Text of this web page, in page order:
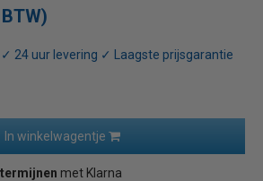
24 uur levering ✓ Laagste prijsgarantie
In winkelwagentje
met Klarna